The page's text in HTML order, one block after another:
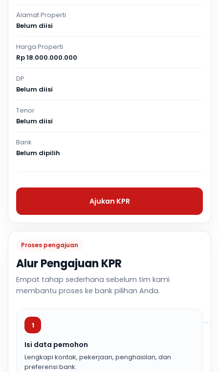
Proses pengajuan
Alur Pengajuan KPR
Empat tahap sederhana sebelum tim kami
membantu proses ke bank pilihan Anda.
1
Isi data pemohon
Lengkapi kontak, pekerjaan, penghasilan, dan
preferensi bank.
Alamat Properti
Belum diisi
Harga Properti
Rp 18.000.000.000
DP
Belum diisi
Tenor
Belum diisi
Bank
Belum dipilih
Ajukan KPR